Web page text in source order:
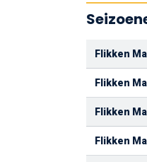
Flikken
Flikken
Flikken
Flikken